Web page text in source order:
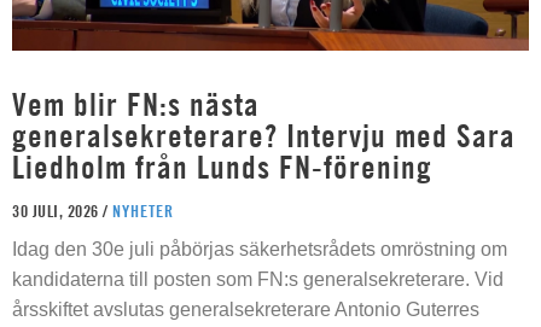
Vem blir FN:s nästa
generalsekreterare? Intervju med Sara
Liedholm från Lunds FN-förening
30 JULI, 2026 / NYHETER
Idag den 30e juli påbörjas säkerhetsrådets omröstning om
kandidaterna till posten som FN:s generalsekreterare. Vid
årsskiftet avslutas generalsekreterare Antonio Guterres